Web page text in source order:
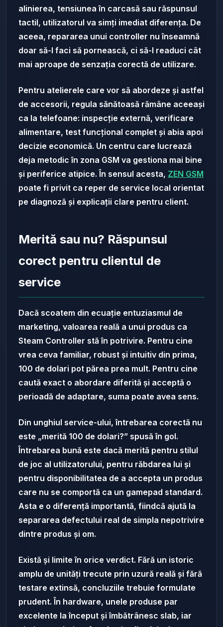
alinierea, tensiunea în carcasă sau răspunsul
tactil, utilizatorul va simți imediat diferența. De
aceea, repararea unui controller nu înseamnă
doar să-l faci să pornească, ci să-l readuci cât
mai aproape de senzația corectă de utilizare.
Pentru atelierele care vor să abordeze și astfel
de accesorii, regula sănătoasă rămâne aceeași
ca la telefoane: inspecție externă, verificare
alimentare, test funcțional complet și abia apoi
decizie economică. Un centru care lucrează
deja metodic în zona GSM va gestiona mai bine
și periferice atipice. În sensul acesta, ZEN GSM
poate fi privit ca reper de service local orientat
pe diagnoză și explicații clare pentru client.
Merită sau nu? Răspunsul
corect pentru clientul de
service
Dacă scoatem din ecuație entuziasmul de
marketing, valoarea reală a unui produs ca
Steam Controller stă în potrivire. Pentru cine
vrea ceva familiar, robust și intuitiv din prima,
100 de dolari pot părea prea mult. Pentru cine
caută exact o abordare diferită și acceptă o
perioadă de adaptare, suma poate avea sens.
Din unghiul service-ului, întrebarea corectă nu
este „merită 100 de dolari?” spusă în gol.
Întrebarea bună este dacă merită pentru stilul
de joc al utilizatorului, pentru răbdarea lui și
pentru disponibilitatea de a accepta un produs
care nu se comportă ca un gamepad standard.
Asta e o diferență importantă, fiindcă ajută la
separarea defectului real de simpla nepotrivire
dintre produs și om.
Există și limite în orice verdict. Fără un istoric
amplu de unități trecute prin uzură reală și fără
testare extinsă, concluziile trebuie formulate
prudent. În hardware, unele produse par
excelente la început și îmbătrânesc slab, iar